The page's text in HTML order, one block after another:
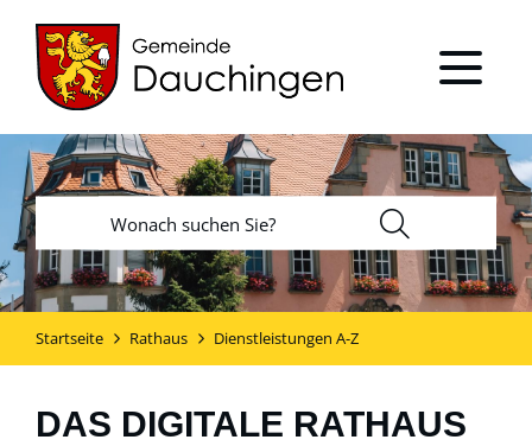
Startseite Rathaus Dienstleistungen A-Z
DAS DIGITALE RATHAUS